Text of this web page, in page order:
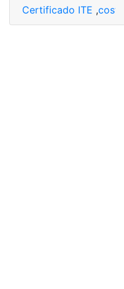
Certificado ITE ,costos